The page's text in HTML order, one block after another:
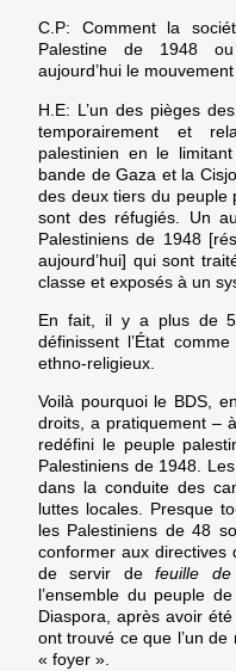
C.P: Comment la
Palestine de 1948
aujourd’hui le
H.E: L’un des pièges
temporairement et
palestinien en le
bande de Gaza et la
des deux tiers du peuple
sont des réfugiés. Un
Palestiniens de 1948
aujourd’hui] qui sont
classe et exposés à un
En fait, il y a plus de
définissent l’État
ethno-religieux.
Voilà pourquoi le BDS,
droits, a pratiquement –
redéfini le peuple
Palestiniens de 1948.
dans la conduite des
luttes locales. Presque
les Palestiniens de 48
conformer aux directives
de servir defeuille
l’ensemble du peuple
Diaspora, après avoir
ont trouvé ce que l’un
« foyer ».